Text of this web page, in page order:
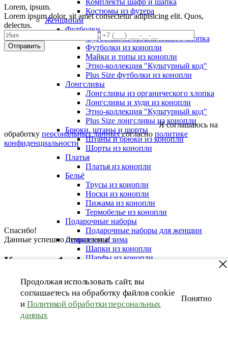
Костюмы из футера
Женщинам
Футболки
Футболки из органического хлопка
Футболки из конопли
Майки и топы из конопли
Этно-коллекция "Культурный код"
Plus Size футболки из конопли
Лонгсливы
Лонгсливы из органического хлопка
Лонгсливы и худи из конопли
Этно-коллекция "Культурный код"
Plus Size лонгсливы из конопли
Брюки, штаны и шорты
Штаны и брюки из конопли
Шорты из конопли
Платья
Платья из конопли
Бельё
Трусы из конопли
Носки из конопли
Пижама из конопли
Термобелье из конопли
Подарочные наборы
Подарочные наборы для женщин
Демисезон и зима
Шапки из конопли
Шарфы из конопли
Футболки из конопли
пижама из конопли
Термобелье из конопли
Аксессуары из конопли
Lorem, ipsum.
Lorem ipsum dolor, sit amet consectetur adipisicing elit. Quos,
delectus.
Отправить
Я соглашаюсь на
обработку персональных данныхсогласно политике
конфиденциальности
Спасибо!
Данные успешно отправлены!
Купить в 1 клик
Заполните поля ниже, и мы поможем быстро оформить заказ.
Отправить
Продолжая использовать сайт, вы
соглашаетесь на обработку файлов cookie
и Политикой обработки персональных
данных
Понятно